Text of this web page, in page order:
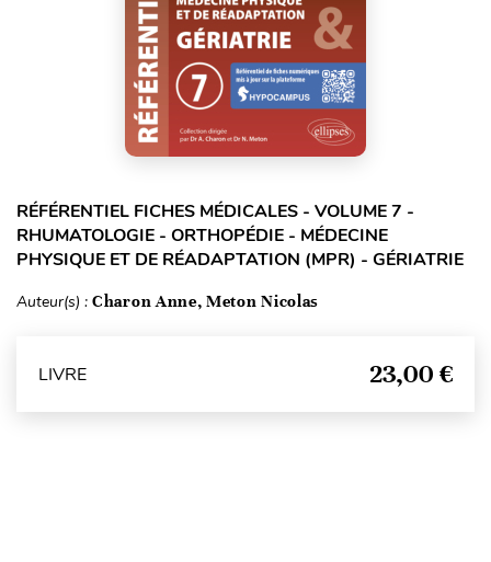
RÉFÉRENTIEL FICHES MÉDICALES - VOLUME 7 -
RHUMATOLOGIE - ORTHOPÉDIE - MÉDECINE
PHYSIQUE ET DE RÉADAPTATION (MPR) - GÉRIATRIE
Auteur(s) : Charon Anne, Meton Nicolas
LIVRE 23,00 €